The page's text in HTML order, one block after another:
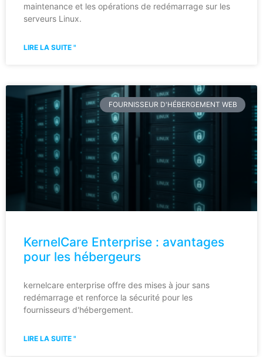
maintenance et les opérations de redémarrage sur les
serveurs Linux.
LIRE LA SUITE "
FOURNISSEUR D'HÉBERGEMENT WEB
KernelCare Enterprise : avantages
pour les hébergeurs
kernelcare enterprise offre des mises à jour sans
redémarrage et renforce la sécurité pour les
fournisseurs d'hébergement.
LIRE LA SUITE "